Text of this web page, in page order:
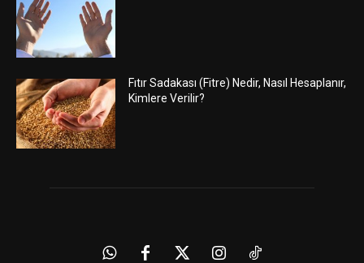
Fıtır Sadakası (Fitre) Nedir, Nasıl Hesaplanır,
Kimlere Verilir?